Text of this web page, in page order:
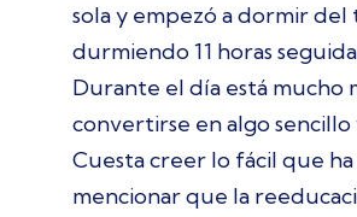
sola y empezó a dormir del
durmiendo 11 horas
Durante el día está mucho
convertirse en algo sencillo
Cuesta creer lo fácil que
mencionar que la